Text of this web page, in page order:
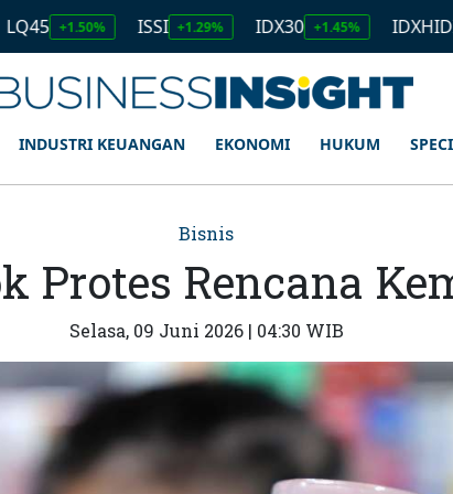
ISSI +1.29% IDX30 +1.45% IDXHIDIV20
INDUSTRI KEUANGAN EKONOMI HUKUM
Bisnis
Protes Rencana
Selasa, 09 Juni 2026 | 04:30 WIB